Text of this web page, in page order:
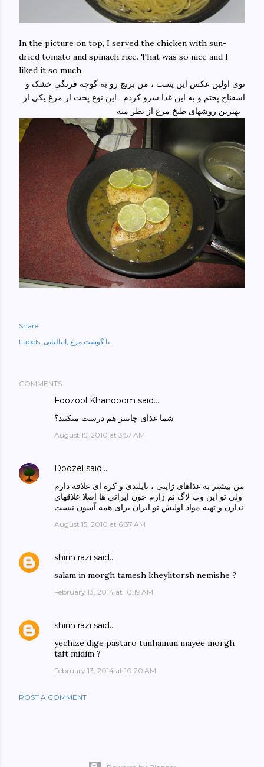
In the picture on top, I served the chicken with sun-
dried tomato and spinach rice. That was so nice and I
liked it so much.
توی اولین عکس این پست ، من برنج رو به گوجه فرنگی خشک و
اسفناج پختم و به این غذا سرو کردم . این نوع پخت از مرغ یکی از
Share
Labels: ایتالیایی با گوشت مرغ
COMMENTS
Foozool Khanooom said…
شما غذای چاینیز هم درست میکنید؟
August 15, 2010 at 3:57 AM
Doozel said…
من بیشتر به غذاهای ژاپنی ، تایلندی و کره ای علاقه دارم
ولی تو این وب لاگ نم زارم چون ایرانی ها اصلا علاقهای
ندارن و تهیه مواد اولیش تو ایران برای همه آسون نیست
August 15, 2010 at 6:37 AM
shirin razi said…
salam in morgh tamesh kheylitorsh nemishe ?
February 13, 2014 at 10:19 AM
shirin razi said…
yechize dige pastaro tunhamun mayee morgh
taft midim ?
February 13, 2014 at 10:20 AM
POST A COMMENT